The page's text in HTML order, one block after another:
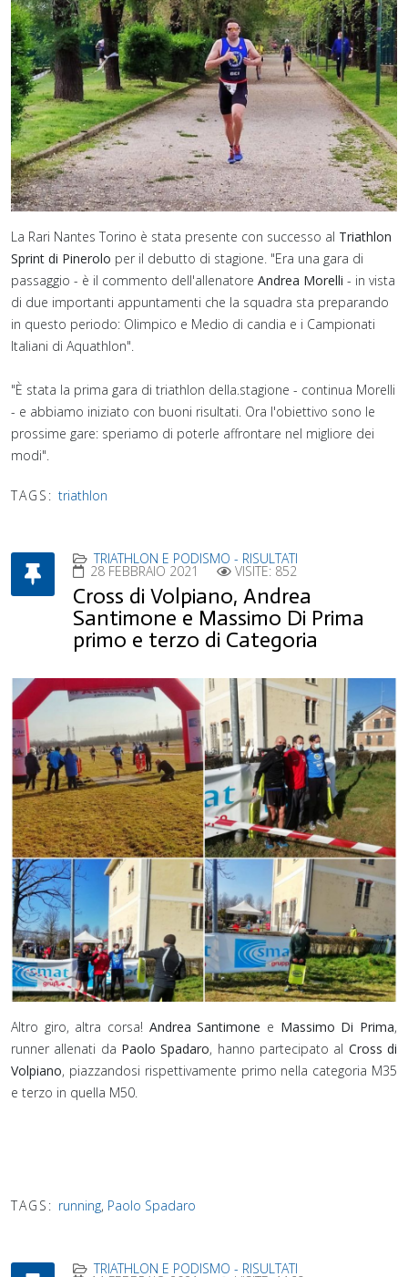
La Rari Nantes Torino è stata presente con successo al Triathlon
Sprint di Pinerolo per il debutto di stagione. "Era una gara di
passaggio - è il commento dell'allenatore Andrea Morelli - in vista
di due importanti appuntamenti che la squadra sta preparando
in questo periodo: Olimpico e Medio di candia e i Campionati
Italiani di Aquathlon".
"È stata la prima gara di triathlon della.stagione - continua Morelli
- e abbiamo iniziato con buoni risultati. Ora l'obiettivo sono le
prossime gare: speriamo di poterle affrontare nel migliore dei
modi".
TAGS: triathlon
TRIATHLON E PODISMO - RISULTATI
28 FEBBRAIO 2021 VISITE: 852
Cross di Volpiano, Andrea
Santimone e Massimo Di Prima
primo e terzo di Categoria
Altro giro, altra corsa! Andrea Santimone e Massimo Di Prima,
runner allenati da Paolo Spadaro, hanno partecipato al Cross di
Volpiano, piazzandosi rispettivamente primo nella categoria M35
e terzo in quella M50.
TAGS: running, Paolo Spadaro
TRIATHLON E PODISMO - RISULTATI